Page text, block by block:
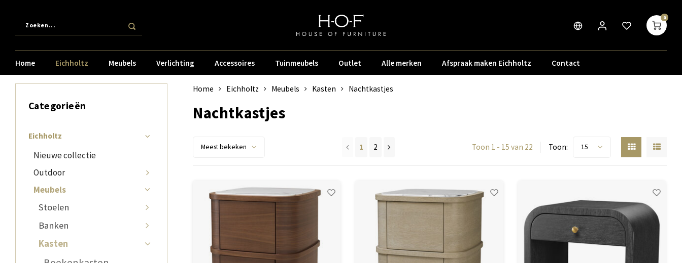
0
Home Eichholtz Meubels Verlichting Accessoires Tuinmeubels Outlet Alle merken Afspraak maken Eichholtz Contact
Categorieën
Eichholtz
Nieuwe collectie
Outdoor
Meubels
Stoelen
Banken
Kasten
Home Eichholtz Meubels Kasten Nachtkastjes
Nachtkastjes
Meest bekeken 1 2 Toon 1 - 15 van 22 Toon: 15